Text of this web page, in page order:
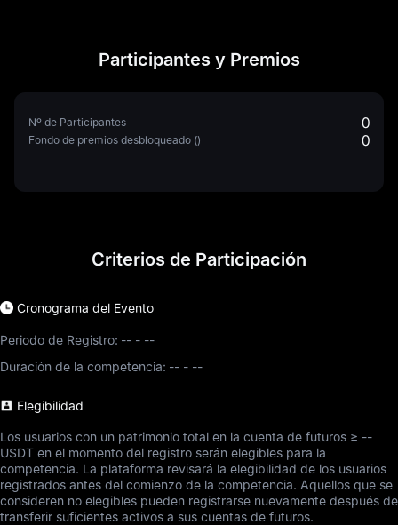
Participantes y Premios
Nº de Participantes 0
Fondo de premios desbloqueado () 0
Criterios de Participación
Cronograma del Evento
Periodo de Registro: -- - --
Duración de la competencia: -- - --
Elegibilidad
Los usuarios con un patrimonio total en la cuenta de futuros ≥ --
USDT en el momento del registro serán elegibles para la
competencia. La plataforma revisará la elegibilidad de los usuarios
registrados antes del comienzo de la competencia. Aquellos que se
consideren no elegibles pueden registrarse nuevamente después de
transferir suficientes activos a sus cuentas de futuros.